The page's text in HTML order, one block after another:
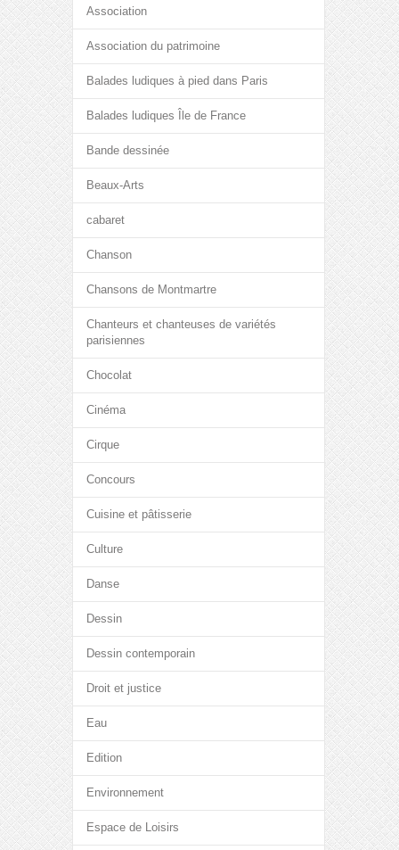
Association
Association du patrimoine
Balades ludiques à pied dans Paris
Balades ludiques Île de France
Bande dessinée
Beaux-Arts
cabaret
Chanson
Chansons de Montmartre
Chanteurs et chanteuses de variétés
parisiennes
Chocolat
Cinéma
Cirque
Concours
Cuisine et pâtisserie
Culture
Danse
Dessin
Dessin contemporain
Droit et justice
Eau
Edition
Environnement
Espace de Loisirs